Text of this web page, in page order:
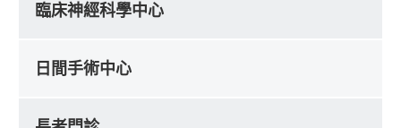
臨床神經科學中心
日間手術中心